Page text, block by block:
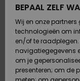
DAMES
SURF
SNOW
BEPAAL ZELF
Wij en onze
technologieën om
en/of te raadplegen.
navigatiegegevens
om je
presenteren; om de